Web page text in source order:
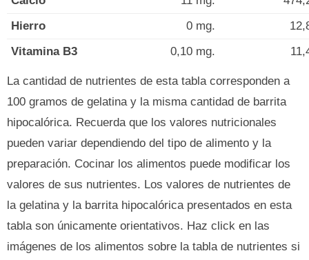
Hierro
0 mg.
Vitamina B3
0,10 mg.
La cantidad de nutrientes de esta tabla corresponden a
100 gramos de gelatina y la misma cantidad de barrita
hipocalórica. Recuerda que los valores nutricionales
pueden variar dependiendo del tipo de alimento y la
preparación. Cocinar los alimentos puede modificar los
valores de sus nutrientes. Los valores de nutrientes de
la gelatina y la barrita hipocalórica presentados en esta
tabla son únicamente orientativos. Haz click en las
imágenes de los alimentos sobre la tabla de nutrientes si